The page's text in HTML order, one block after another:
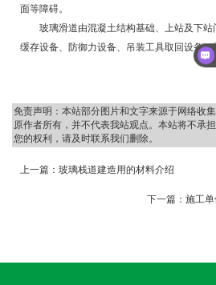
面等障碍。
玻璃滑道由混凝土结构基础、上站及下站
缓存设备、防御力设备、吊装工具取回设备
免责声明：本站部分图片和文字来源于网络收
原作者所有，并不代表我站观点。本站将不承
您的权利，请及时联系我们删除。
上一篇： 玻璃栈道建造用的材料介绍
下一篇： 施工